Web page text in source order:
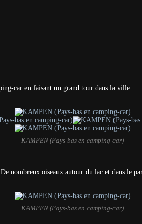
car en faisant un grand tour dans la ville.
KAMPEN (Pays-bas en camping-car)
De nombreux oiseaux autour du lac et dans le
KAMPEN (Pays-bas en camping-car)